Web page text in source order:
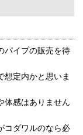
パイプの販売を待
想定内かと思いま
体感はありません
コダワルのなら必